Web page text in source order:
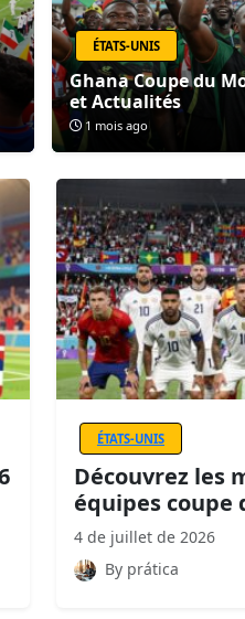
ÉTATS-UNIS
Ghana Coupe du
et Actualités
1 mois ago
ÉTATS-UNIS
Découvrez les
équipes coupe
4 de juillet de 2026
By prática